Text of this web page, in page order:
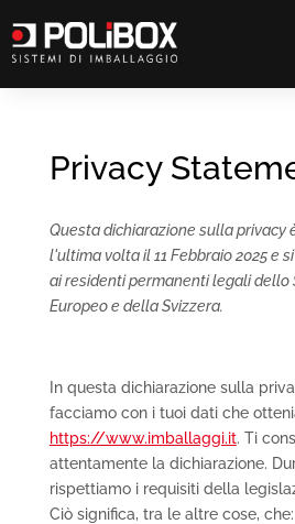
Privacy
Questa dichiarazione sulla privacy
l'ultima volta il 11 Febbraio 2025 e
ai residenti permanenti legali dello
Europeo e della Svizzera.
In questa dichiarazione sulla
facciamo con i tuoi dati che
https://www.imballaggi.it. Ti
attentamente la dichiarazione.
rispettiamo i requisiti della
Ciò significa, tra le altre cose, che: